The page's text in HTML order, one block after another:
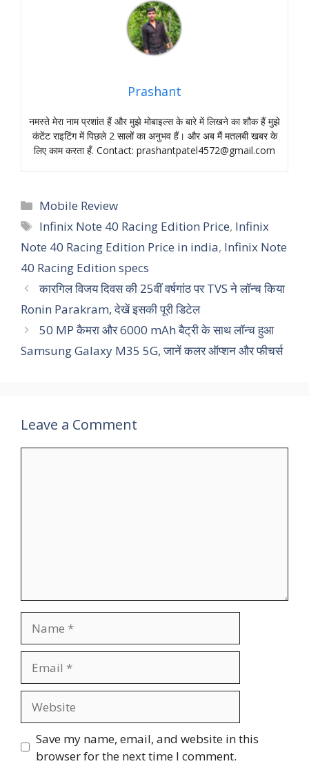
Prashant
नमस्‍ते मेरा नाम प्रशांत हैं और मुझे मोबाइल्‍स के बारे में लिखने का शौक हैं मुझे
कंटेंट राइटिंग में पिछले 2 सालों का अनुभव हैं। और अब मैं मतलबी खबर के
लिए काम करता हँ. Contact: prashantpatel4572@gmail.com
Categories
Mobile Review
Tags
Infinix Note 40 Racing Edition Price, Infinix
Note 40 Racing Edition Price in india, Infinix Note
40 Racing Edition specs
कारगिल विजय दिवस की 25वीं वर्षगांठ पर TVS ने लॉन्च किया
Ronin Parakram, देखें इसकी पूरी डिटेल
50 MP कैमरा और 6000 mAh बैट्री के साथ लॉन्‍च हुआ
Samsung Galaxy M35 5G, जानें कलर ऑप्शन और फीचर्स
Leave a Comment
Save my name, email, and website in this
browser for the next time I comment.